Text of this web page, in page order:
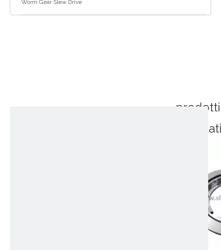
Worm Gear Slew Drive
prodotti
correlati